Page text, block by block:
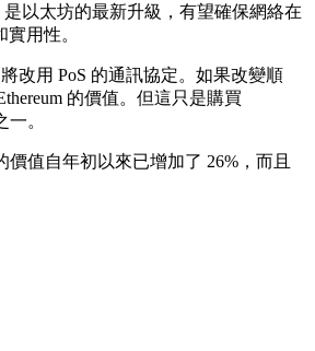
以太坊的最新升級，有望確保網絡在
用性。
改用 PoS 的通訊協定。如果改變順
的價值。但這只是購買
一。
價值自年初以來已增加了 26%，而且